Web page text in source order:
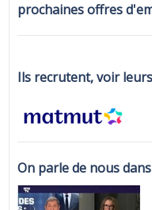
prochaines offres
Ils recrutent, voir
On parle de nous